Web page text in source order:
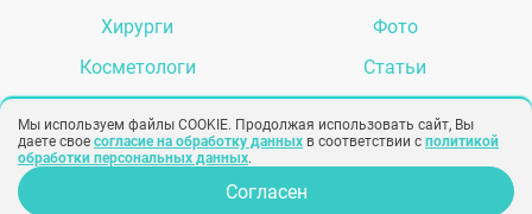
Хирурги
Косметологи
Фото
Статьи
Мы используем файлы COOKIE. Продолжая использовать сайт, Вы
даете свое согласие на обработку данных в соответствии с политикой
обработки персональных данных.
Согласен
Опрос для врачей